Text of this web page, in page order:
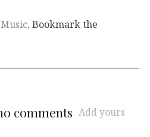
. Bookmark the
comments Add yours